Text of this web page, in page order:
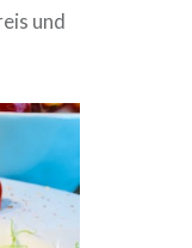
und